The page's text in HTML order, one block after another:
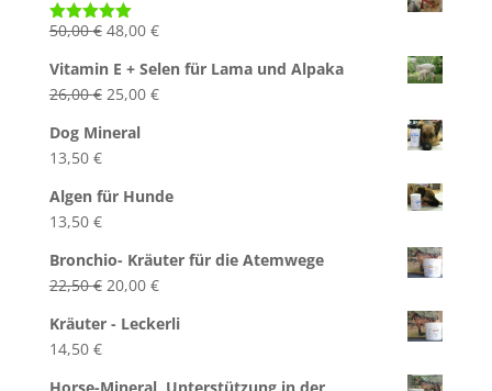
Bewertet
von 5
50,00€ Ursprünglicher
war:
50,00 €
48,00 €Aktueller
ist:
48,00 €.
Vitamin E + Selen für Lama und Alpaka
26,00€ Ursprünglicher
war:
25,00 €Aktueller
Dog Mineral
13,50 €
Algen für Hunde
13,50 €
Bronchio- Kräuter für die Atemwege
22,50€ Ursprünglicher
war:
20,00 €Aktueller
ist:
Kräuter - Leckerli
14,50 €